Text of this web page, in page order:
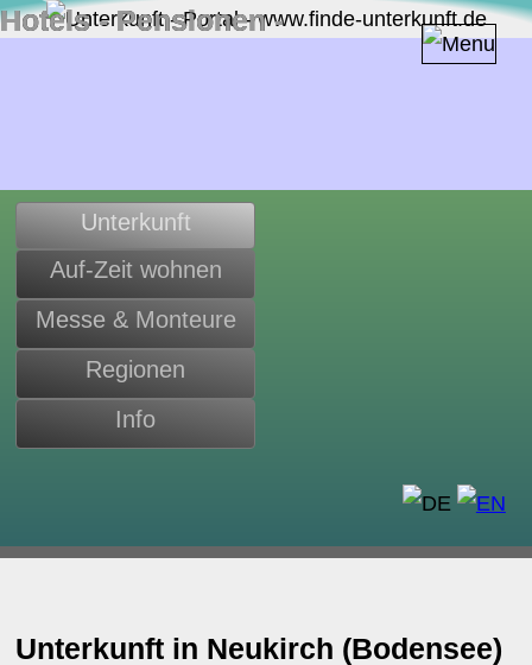
Hotels ‐ Pensionen ‐
Unterkunft
Auf-Zeit wohnen
Messe & Monteure
Regionen
Info
Unterkunft in Neukirch (Bodensee)